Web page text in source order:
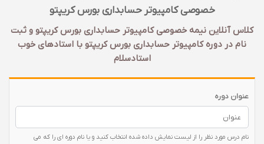
خصوصی کامپیوتر حسابداری بورس کریپتو
کلاس آنلاین نیمه خصوصی کامپیوتر حسابداری بورس کریپتو و ثبت
نام در دوره کامپیوتر حسابداری بورس کریپتو با‌ استادهای خوب
استادسلام
عنوان دوره
نام درس مورد نظر را از لیست نمایش داده شده انتخاب کنید و یا نام دوره ای را که می